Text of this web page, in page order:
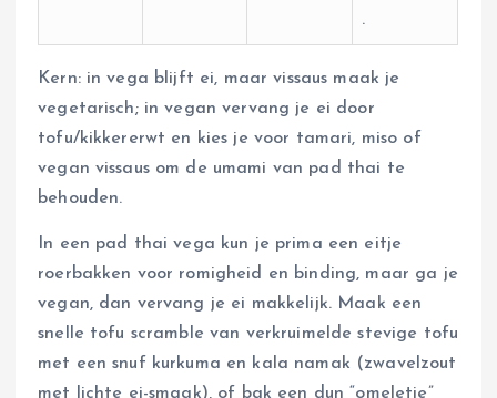
.
Kern: in vega blijft ei, maar vissaus maak je
vegetarisch; in vegan vervang je ei door
tofu/kikkererwt en kies je voor tamari, miso of
vegan vissaus om de umami van pad thai te
behouden.
In een pad thai vega kun je prima een eitje
roerbakken voor romigheid en binding, maar ga je
vegan, dan vervang je ei makkelijk. Maak een
snelle tofu scramble van verkruimelde stevige tofu
met een snuf kurkuma en kala namak (zwavelzout
met lichte ei-smaak), of bak een dun “omeletje”